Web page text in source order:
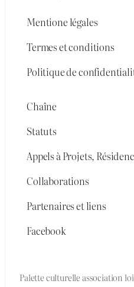
Mentione légales
Termes et conditions
Politique de
Chaîne
Statuts
Appels à Projets,
Collaborations
Partenaires et liens
Facebook
Palette culturelle association loi